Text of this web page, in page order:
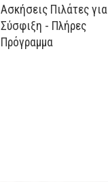
Ασκήσεις Πιλάτες για
Σύσφιξη - Πλήρες
Πρόγραμμα